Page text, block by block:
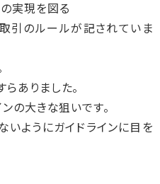
実現を図る
引のルールが記されていま
ありました。
の大きな狙いです。
ようにガイドラインに目を